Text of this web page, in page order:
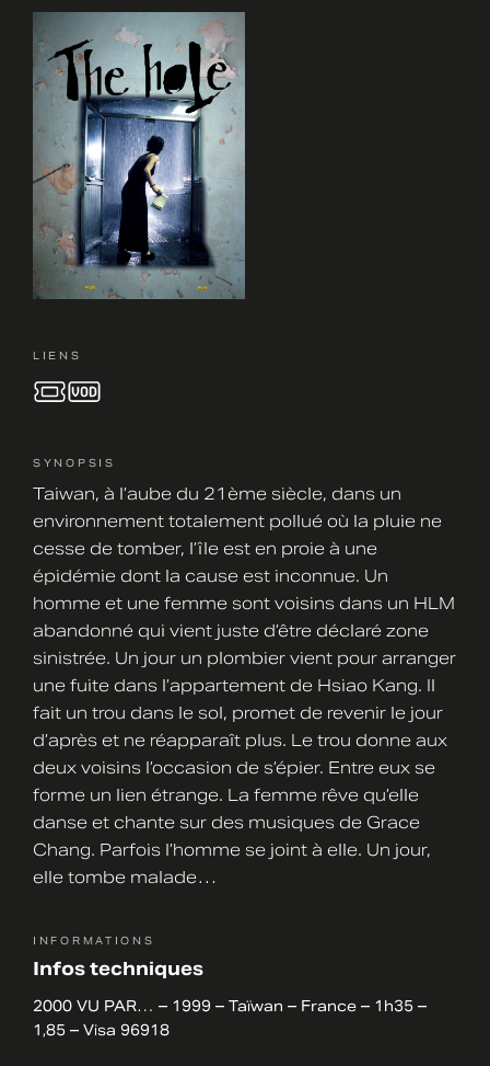
LIENS
SYNOPSIS
Taiwan, à l’aube du 21ème siècle, dans un
environnement totalement pollué où la pluie ne
cesse de tomber, l’île est en proie à une
épidémie dont la cause est inconnue. Un
homme et une femme sont voisins dans un HLM
abandonné qui vient juste d’être déclaré zone
sinistrée. Un jour un plombier vient pour arranger
une fuite dans l’appartement de Hsiao Kang. Il
fait un trou dans le sol, promet de revenir le jour
d’après et ne réapparaît plus. Le trou donne aux
deux voisins l’occasion de s’épier. Entre eux se
forme un lien étrange. La femme rêve qu’elle
danse et chante sur des musiques de Grace
Chang. Parfois l’homme se joint à elle. Un jour,
elle tombe malade…
INFORMATIONS
Infos techniques
2000 VU PAR… – 1999 – Taïwan – France – 1h35 –
1,85 – Visa 96918